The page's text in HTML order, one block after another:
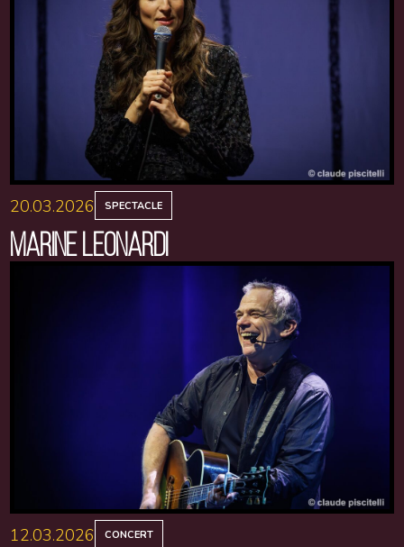
20.03.2026 SPECTACLE
MARINE LEONARDI
12.03.2026 CONCERT